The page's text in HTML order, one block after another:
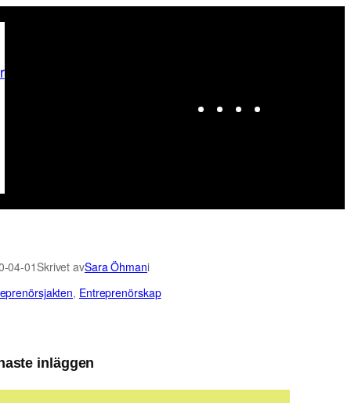
Instagram
Facebook
04-01 Skrivet avSara Öhmani
, Entreprenörskap
inläggen